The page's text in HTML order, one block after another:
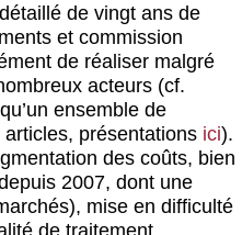
de vingt ans de
et commission
de réaliser malgré
acteurs (cf.
ensemble de
présentations ici).
des coûts, bien
2007, dont une
mise en difficulté
de traitement,